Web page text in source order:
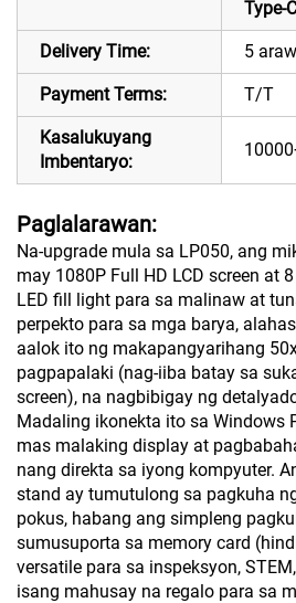
Type-
Delivery Time: 5 araw
Payment Terms: T/T
Kasalukuyang
Imbentaryo:
Paglalarawan:
Na-upgrade mula sa LP050, ang
may 1080P Full HD LCD screen at
LED fill light para sa malinaw at
perpekto para sa mga barya,
aalok ito ng makapangyarihang
pagpapalaki (nag-iiba batay sa
screen), na nagbibigay ng
Madaling ikonekta ito sa Windows
mas malaking display at
nang direkta sa iyong kompyuter.
stand ay tumutulong sa pagkuha
pokus, habang ang simpleng
sumusuporta sa memory card
versatile para sa inspeksyon,
isang mahusay na regalo para sa